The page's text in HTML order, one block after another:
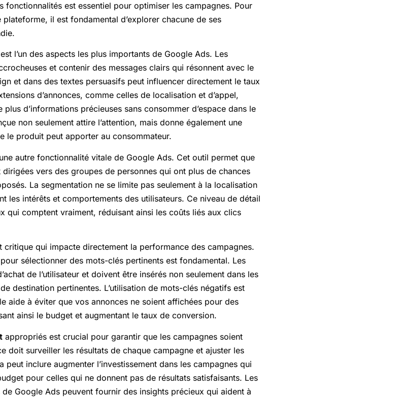
fonctionnalités est essentiel pour optimiser les campagnes. Pour
il est fondamental d’explorer chacune de ses
est l’un des aspects les plus importants de Google Ads. Les
et contenir des messages clairs qui résonnent avec le
et dans des textes persuasifs peut influencer directement le taux
d’annonces, comme celles de localisation et d’appel,
d’informations précieuses sans consommer d’espace dans le
non seulement attire l’attention, mais donne également une
le produit peut apporter au consommateur.
autre fonctionnalité vitale de Google Ads. Cet outil permet que
vers des groupes de personnes qui ont plus de chances
La segmentation ne se limite pas seulement à la localisation
les intérêts et comportements des utilisateurs. Ce niveau de détail
qui comptent vraiment, réduisant ainsi les coûts liés aux clics
critique qui impacte directement la performance des campagnes.
sélectionner des mots-clés pertinents est fondamental. Les
de l’utilisateur et doivent être insérés non seulement dans les
destination pertinentes. L’utilisation de mots-clés négatifs est
aide à éviter que vos annonces ne soient affichées pour des
ainsi le budget et augmentant le taux de conversion.
appropriés est crucial pour garantir que les campagnes soient
doit surveiller les résultats de chaque campagne et ajuster les
inclure augmenter l’investissement dans les campagnes qui
pour celles qui ne donnent pas de résultats satisfaisants. Les
Google Ads peuvent fournir des insights précieux qui aident à